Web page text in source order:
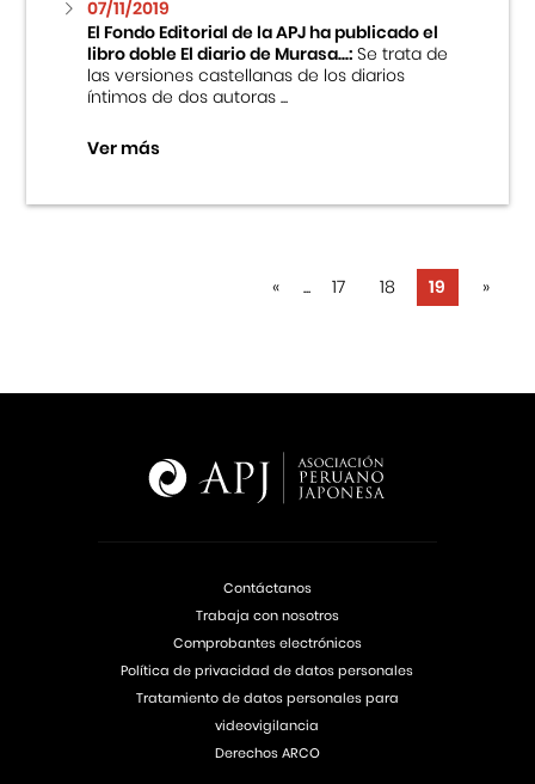
07/11/2019
El Fondo Editorial de la APJ ha publicado el
libro doble El diario de Murasa...:Se trata de
las versiones castellanas de los diarios
íntimos de dos autoras ...
Ver más
« ... 17 18 19 »
Contáctanos
Trabaja con nosotros
Comprobantes electrónicos
Política de privacidad de datos personales
Tratamiento de datos personales para
videovigilancia
Derechos ARCO